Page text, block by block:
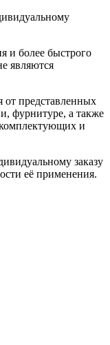
и более быстрого
являются
от представленных
фурнитуре, а также
и
заказу
её применения.